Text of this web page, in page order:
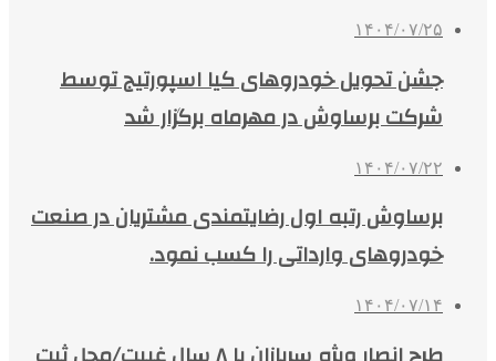
۱۴۰۴/۰۷/۲۵
جشن تحویل خودروهای کیا اسپورتیج توسط
شرکت برساوش در مهرماه برگزار شد
۱۴۰۴/۰۷/۲۲
برساوش رتبه اول رضایتمندی مشتریان در صنعت
خودروهای وارداتی را کسب نمود.
۱۴۰۴/۰۷/۱۴